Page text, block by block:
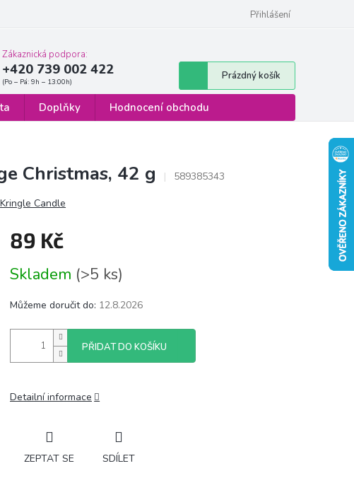
Formulář pro odstoupení od smlouvy
Přihlášení
Zákaznická podpora:
+420 739 002 422
Nákupní
košík
Prázdný košík
Doplňky Hodnocení obchodu
Christmas, 42 g 589385343
Kringle Candle
89 Kč
cena:
Skladem (>5 ks)
Můžeme doručit do: 12.8.2026
PŘIDAT DO KOŠÍKU
Detailní informace
ZEPTAT SE SDÍLET